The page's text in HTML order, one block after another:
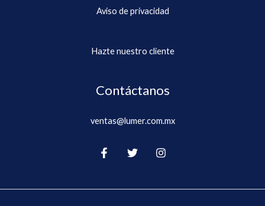
Aviso de privacidad
Hazte nuestro cliente
Contáctanos
ventas@lumer.com.mx